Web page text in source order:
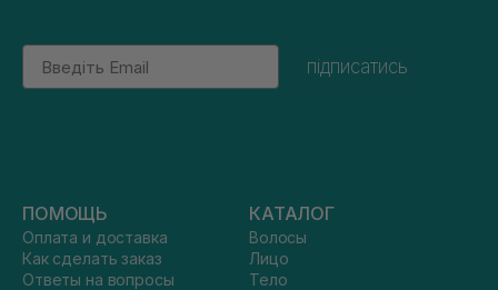
Email
підписатись
ПОМОЩЬ
Оплата и доставка
Как сделать заказ
Ответы на вопросы
КАТАЛОГ
Волосы
Лицо
Тело